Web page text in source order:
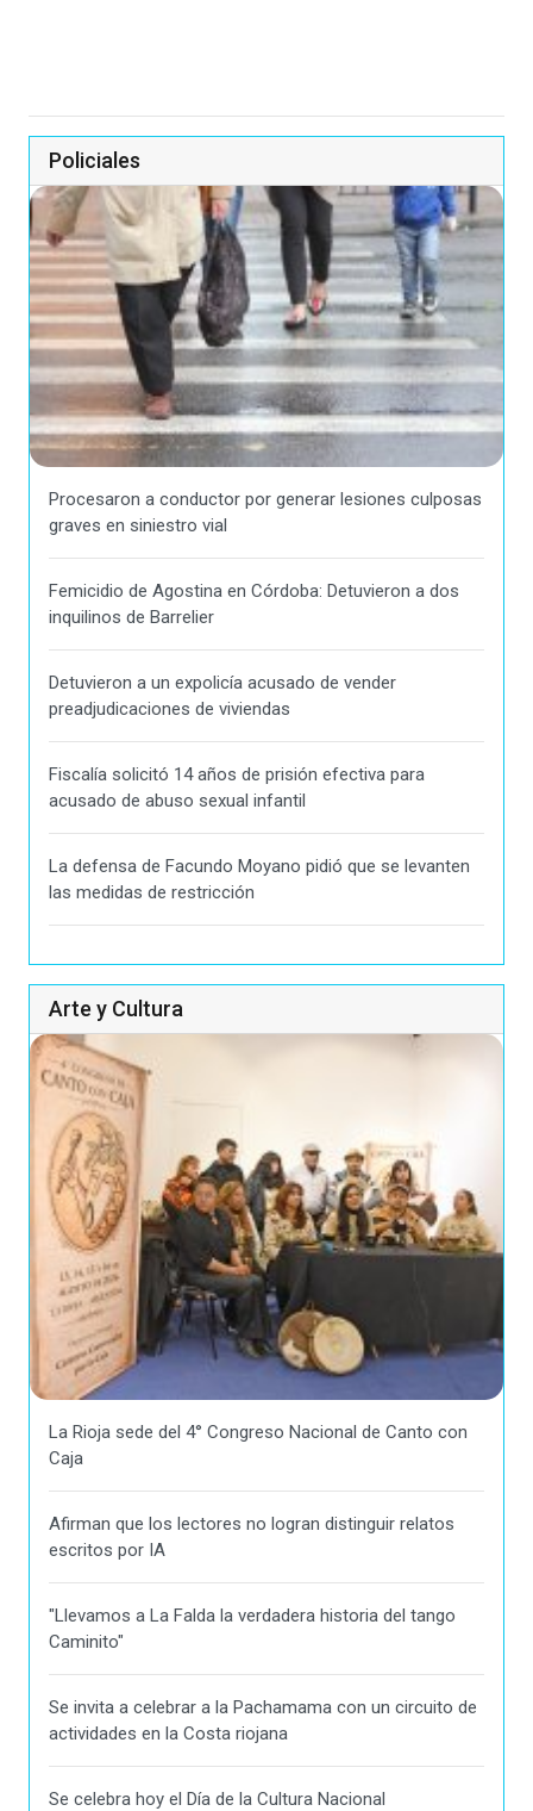
Policiales
Procesaron a conductor por generar lesiones culposas
graves en siniestro vial
Femicidio de Agostina en Córdoba: Detuvieron a dos
inquilinos de Barrelier
Detuvieron a un expolicía acusado de vender
preadjudicaciones de viviendas
Fiscalía solicitó 14 años de prisión efectiva para
acusado de abuso sexual infantil
La defensa de Facundo Moyano pidió que se levanten
las medidas de restricción
Arte y Cultura
La Rioja sede del 4° Congreso Nacional de Canto con
Caja
Afirman que los lectores no logran distinguir relatos
escritos por IA
"Llevamos a La Falda la verdadera historia del tango
Caminito"
Se invita a celebrar a la Pachamama con un circuito de
actividades en la Costa riojana
Se celebra hoy el Día de la Cultura Nacional